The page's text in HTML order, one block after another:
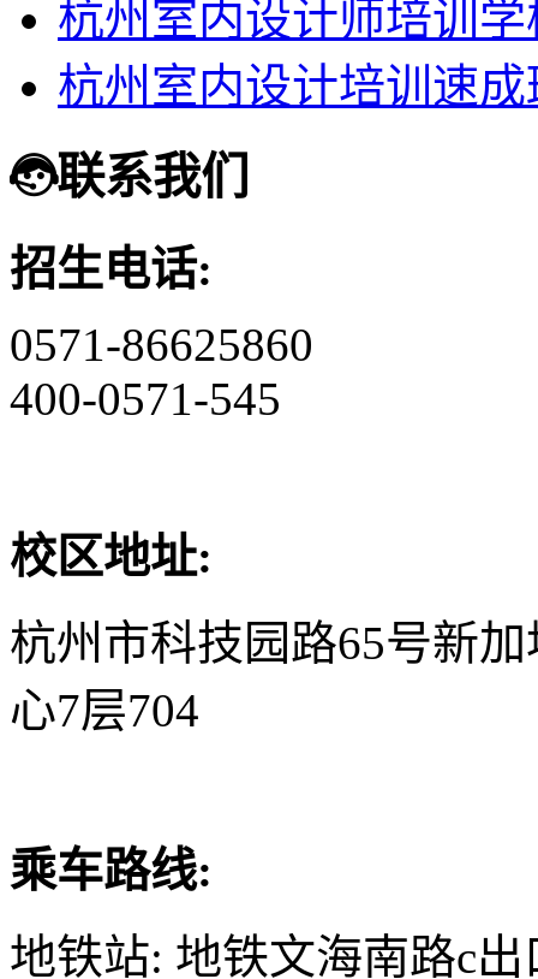
杭州室内设计师培训
杭州室内设计培训速成
联系我们
招生电话:
0571-86625860
400-0571-545
校区地址:
杭州市科技园路65号新
心7层704
乘车路线:
地铁站: 地铁文海南路c出